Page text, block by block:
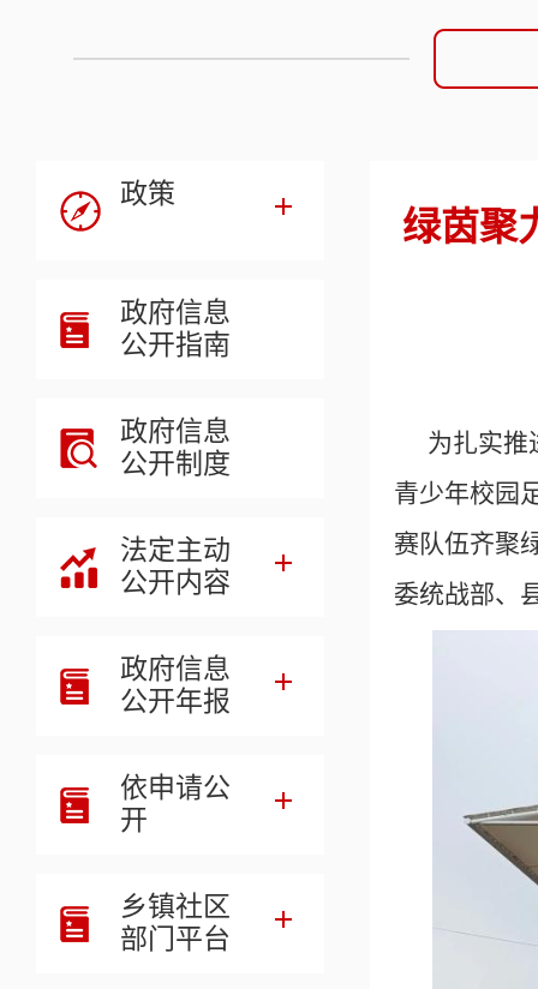
政策
政府信息
公开指南
政府信息
公开制度
法定主动
公开内容
政府信息
公开年报
依申请公
开
乡镇社区
部门平台
绿茵聚
为扎实推
青少年校园
赛队伍齐聚
委统战部、